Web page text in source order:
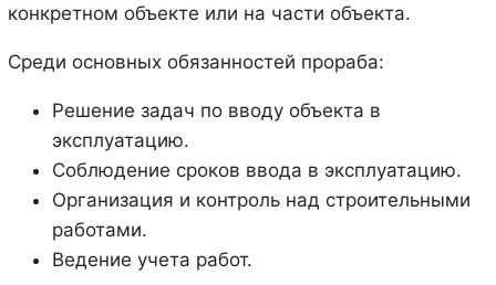
конкретном объекте или на части объекта.
Среди основных обязанностей прораба:
Решение задач по вводу объекта в
эксплуатацию.
Соблюдение сроков ввода в эксплуатацию.
Организация и контроль над строительными
работами.
Ведение учета работ.